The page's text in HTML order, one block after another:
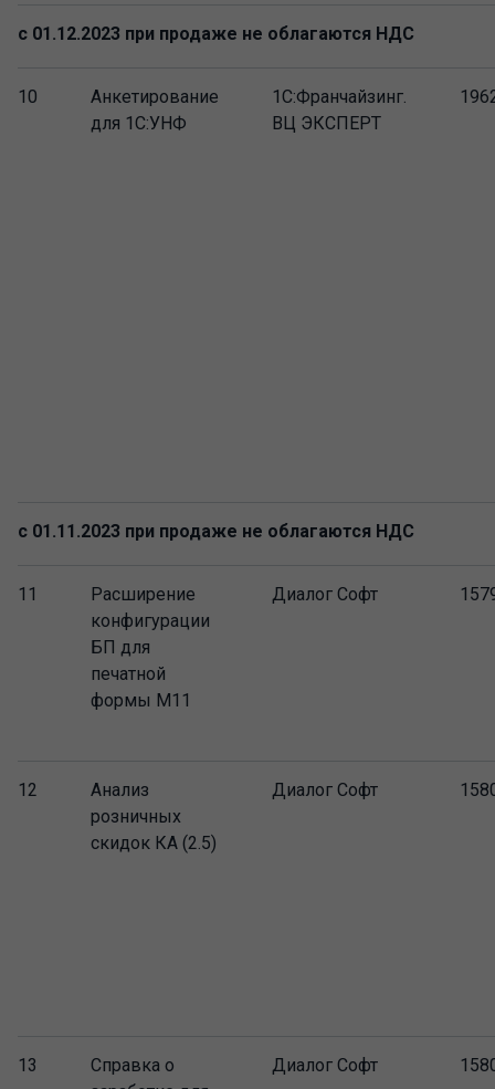
с 01.12.2023 при продаже не облагаются НДС
10
Анкетирование
для 1С:УНФ
1С:Франчайзинг.
ВЦ ЭКСПЕРТ
с 01.11.2023 при продаже не облагаются НДС
11
Расширение
конфигурации
БП для
печатной
формы М11
Диалог Софт
12
Анализ
розничных
скидок КА (2.5)
Диалог Софт
13
Справка о
Диалог Софт